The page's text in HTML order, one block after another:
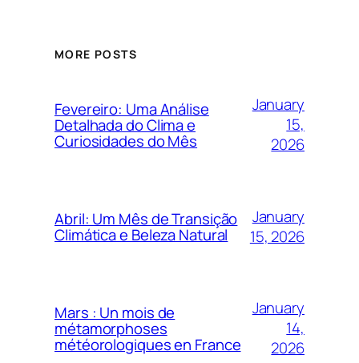
MORE POSTS
Fevereiro: Uma Análise
Detalhada do Clima e
Curiosidades do Mês
January
15,
2026
Abril: Um Mês de Transição
Climática e Beleza Natural
January
15, 2026
Mars : Un mois de
métamorphoses
météorologiques en France
January
14,
2026